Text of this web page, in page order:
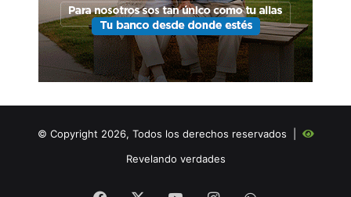
© Copyright 2026, Todos los derechos reservados |
Revelando verdades